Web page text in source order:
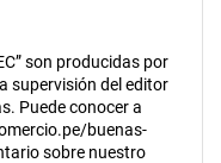
son producidas por
supervisión del editor
Puede conocer a
buenas-
sobre nuestro